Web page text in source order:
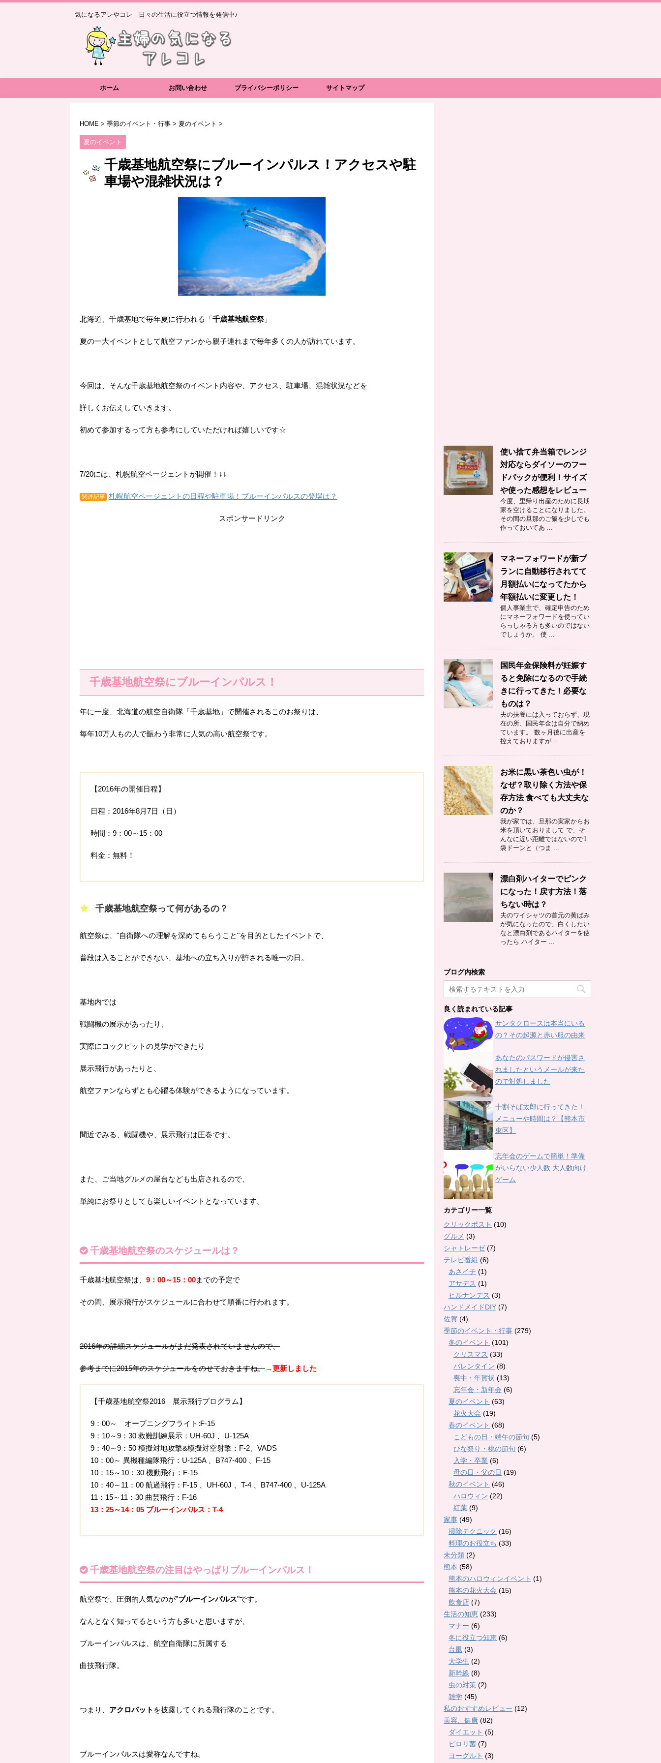
気になるアレやコレ 日々の生活に役立つ情報を発信中♪
ホーム お問い合わせ プライバシーポリシー サイトマップ
HOME > 季節のイベント・行事 > 夏のイベント >
夏のイベント
千歳基地航空祭にブルーインパルス！アクセスや駐
車場や混雑状況は？
北海道、千歳基地で毎年夏に行われる「千歳基地航空祭 」
夏の一大イベントとして航空ファンから親子連れまで毎年多くの人が訪れています。
今回は、そんな千歳基地航空祭のイベント内容や、アクセス、駐車場、混雑状況などを
詳しくお伝えしていきます。
初めて参加するって方も参考にしていただければ嬉しいです☆
7/20には、札幌航空ページェントが開催！↓↓
関連記事 札幌航空ページェントの日程や駐車場！ブルーインパルスの登場は？
スポンサードリンク
千歳基地航空祭にブルーインパルス！
年に一度、北海道の航空自衛隊「千歳基地」で開催されるこのお祭りは、
毎年10万人もの人で賑わう非常に人気の高い航空祭です。
【2016年の開催日程】
日程：2016年8月7日（日）
時間：9：00～15：00
料金：無料！
千歳基地航空祭って何があるの？
航空祭は、"自衛隊への理解を深めてもらうこと"を目的としたイベントで、
普段は入ることができない、基地への立ち入りが許される唯一の日。
基地内では
戦闘機の展示があったり、
実際にコックピットの見学ができたり
展示飛行があったりと、
航空ファンならずとも心躍る体験ができるようになっています。
間近でみる、戦闘機や、展示飛行は圧巻です。
また、ご当地グルメの屋台なども出店されるので、
単純にお祭りとしても楽しいイベントとなっています。
千歳基地航空祭のスケジュールは？
千歳基地航空祭は、 9：00～15：00までの予定で
その間、展示飛行がスケジュールに合わせて順番に行われます。
2016年の詳細スケジュールがまだ発表されていませんので、
参考までに2015年のスケジュールをのせておきますね。→更新しました
【千歳基地航空祭2016 展示飛行プログラム】
9：00～ オープニングフライト:F-15
9：10～9：30 救難訓練展示：UH-60J 、U-125A
9：40～9：50 模擬対地攻撃&模擬対空射撃：F-2、VADS
10：00～ 異機種編隊飛行：U-125A 、B747-400 、F-15
10：15～10：30 機動飛行：F-15
10：40～11：00 航過飛行：F-15 、UH-60J 、T-4 、B747-400 、U-125A
11：15～11：30 曲芸飛行：F-16
13：25～14：05 ブルーインパルス：T-4
千歳基地航空祭の注目はやっぱりブルーインパルス！
航空祭で、圧倒的人気なのが"ブルーインパルス"です。
なんとなく知ってるという方も多いと思いますが、
ブルーインパルスは、航空自衛隊に所属する
曲技飛行隊。
つまり、 アクロバット を披露してくれる飛行隊のことです。
ブルーインパルスは愛称なんですね。
使い捨て弁当箱でレンジ
対応ならダイソーのフー
ドパックが便利！サイズ
や使った感想をレビュー
今度、里帰り出産のために長期
家を空けることになりました。
その間の旦那のご飯を少しでも
作っておいてあ ...
マネーフォワードが新プ
ランに自動移行されてて
月額払いになってたから
年額払いに変更した！
個人事業主で、確定申告のため
にマネーフォワードを使ってい
らっしゃる方も多いのではない
でしょうか。 使 ...
国民年金保険料が妊娠す
ると免除になるので手続
きに行ってきた！必要な
ものは？
夫の扶養には入っておらず、現
在の所、国民年金は自分で納め
ています。 数ヶ月後に出産を
控えておりますが ...
お米に黒い茶色い虫が！
なぜ？取り除く方法や保
存方法 食べても大丈夫な
のか？
我が家では、旦那の実家からお
米を頂いておりまして で、そ
んなに近い距離ではないので1
袋ドーンと（つま ...
漂白剤ハイターでピンク
になった！戻す方法！落
ちない時は？
夫のワイシャツの首元の黄ばみ
が気になったので、白くしたい
なと漂白剤であるハイターを使
ったら ハイター ...
ブログ内検索
良く読まれている記事
サンタクロースは本当にいる
の？その起源と赤い服の由来
あなたのパスワードが侵害さ
れましたというメールが来た
ので対処しました
十割そば太郎に行ってきた！
メニューや時間は？【熊本市
東区】
忘年会のゲームで簡単！準備
がいらない少人数 大人数向け
ゲーム
カテゴリー一覧
クリックポスト (10)
グルメ (3)
シャトレーゼ(7)
テレビ番組 (6)
あさイチ (1)
アサデス (1)
ヒルナンデス (3)
ハンドメイドDIY (7)
佐賀 (4)
季節のイベント・行事 (279)
冬のイベント (101)
クリスマス (33)
バレンタイン (8)
喪中・年賀状 (13)
忘年会・新年会 (6)
夏のイベント (63)
花火大会 (19)
春のイベント (68)
こどもの日・端午の節句 (5)
ひな祭り・桃の節句 (6)
入学・卒業 (6)
母の日・父の日 (19)
秋のイベント (46)
ハロウィン (22)
紅葉 (9)
家事 (49)
掃除テクニック (16)
料理のお役立ち (33)
未分類 (2)
熊本 (58)
熊本のハロウィンイベント (1)
熊本の花火大会 (15)
飲食店 (7)
生活の知恵 (233)
マナー (6)
冬に役立つ知恵 (6)
台風 (3)
大学生 (2)
新幹線 (8)
虫の対策 (2)
雑学 (45)
私のおすすめレビュー (12)
美容、健康 (82)
ダイエット (5)
ピロリ菌 (7)
ヨーグルト (3)